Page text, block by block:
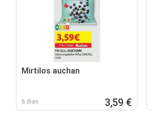
Mirtilos auchan
6 dias 3,59 €